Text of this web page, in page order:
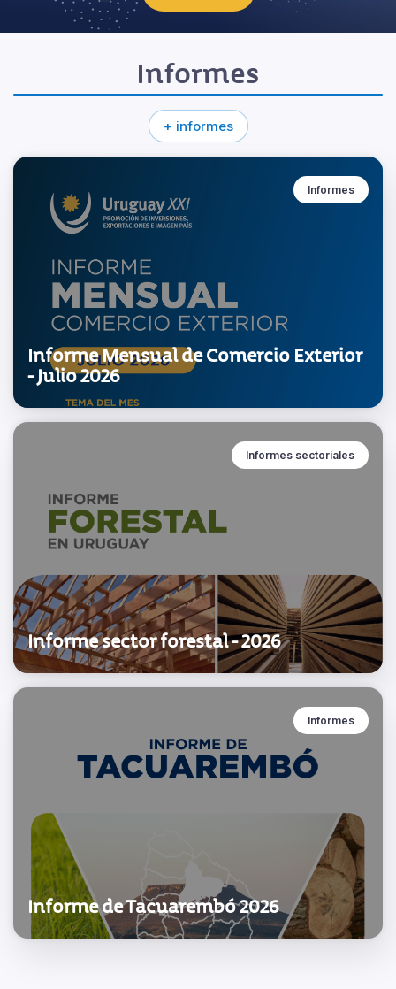
Informes
+ informes
Informes
Informe Mensual de Comercio Exterior
- Julio 2026
Informes sectoriales
Informe sector forestal - 2026
Informes
Informe de Tacuarembó 2026